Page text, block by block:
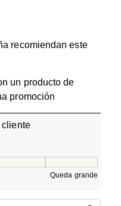
recomiendan este
un producto de
promoción
Queda grande